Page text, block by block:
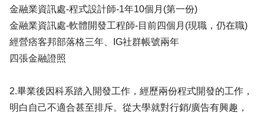
金融業資訊處-程式設計師-1年10個月(第一份)
金融業資訊處-軟體開發工程師-目前四個月(現職，仍在職)
經營痞客邦部落格三年、IG社群帳號兩年
四張金融證照
2.畢業後因科系踏入開發工作，經歷兩份程式開發的工作，
明白自己不適合甚至排斥。從大學就對行銷/廣告有興趣，